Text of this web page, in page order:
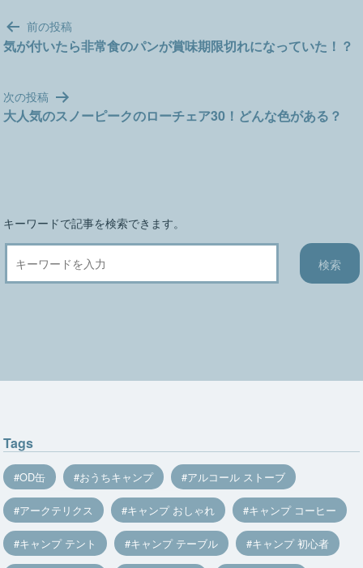
投
稿
ゲ
ー
前の投稿
気が付いたら非常食のパンが賞味期限切れになっていた！？
次の投稿
大人気のスノーピークのローチェア30！どんな色がある？
キーワードで記事を検索できます。
Tags
OD缶 おうちキャンプ アルコール ストーブ
アークテリクス キャンプ おしゃれ キャンプ コーヒー
キャンプ テント キャンプ テーブル キャンプ 初心者